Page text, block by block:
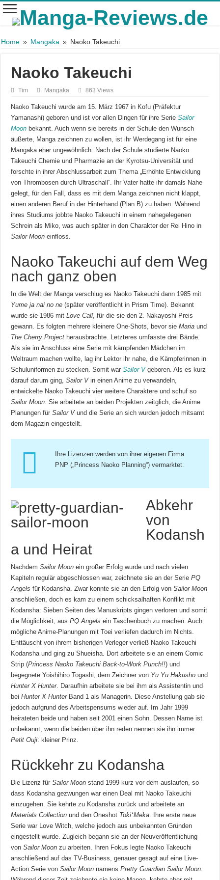
Home » Mangaka » Naoko Takeuchi
Naoko Takeuchi
Tim Mangaka 863 Views
Naoko Takeuchi wurde am 15. März 1967 in Kofu (Präfektur
Yamanashi) geboren und ist vor allen Dingen für ihre SerieSailor
Moon bekannt. Auch wenn sie bereits in der Schule den Wunsch
äußerte, Manga zeichnen zu wollen, ist ihr Werdegang ist für eine
Mangaka eher ungewöhnlich: Nach der Schule studierte Naoko
Takeuchi Chemie und Pharmazie an der Kyrotsu-Universität und
forschte in ihrer Abschlussarbeit zum Thema „Erhöhte Entwicklung
von Thrombosen durch Ultraschall“. Ihr Vater hatte ihr damals Nahe
gelegt, für den Fall, dass es mit dem Manga zeichnen nicht klappt,
einen anderen Beruf in der Hinterhand (Plan B) zu haben. Während
ihres Studiums jobbte Naoko Takeuchi in einem nahegelegenen
Schrein als Miko, was auch später in den Charakter der Rei Hino in
Sailor Moon einfloss.
Naoko Takeuchi auf dem Weg
nach ganz oben
In die Welt der Manga verschlug es Naoko Takeuchi dann 1985 mit
Yume ja nai no ne (später veröffentlicht in Prism Time). Bekannt
wurde sie 1986 mitLove Call, für die sie den 2. Nakayoshi Preis
gewann. Es folgten mehrere kleinere One-Shots, bevor sieMaria und
The Cherry Project herausbrachte. Letzteres umfasste drei Bände.
Als sie im Anschluss eine Serie mit kämpfenden Mädchen im
Weltraum machen wollte, lag ihr Lektor ihr nahe, die Kämpferinnen in
Schuluniformen zu stecken. Somit warSailor Vgeboren. Als es kurz
darauf darum ging,Sailor Vin einen Anime zu verwandeln,
entwickelte Naoko Takeuchi vier weitere Charaktere und schuf so
Sailor Moon. Sie arbeitete an beiden Projekten zeitglich, die Anime
Planungen fürSailor Vund die Serie an sich wurden jedoch mitsamt
dem Magazin eingestellt.
Ihre Lizenzen werden von ihrer eigenen Firma
PNP („Princess Naoko Planning“) vermarktet.
Abkehr
von
Kodansh
a und Heirat
NachdemSailor Moon ein großer Erfolg wurde und nach vielen
Kapiteln regulär abgeschlossen war, zeichnete sie an der SeriePQ
Angels für Kodansha. Zwar konnte sie an den Erfolg vonSailor Moon
anschließen, doch es kam zu einem schicksalhaften Konflikt mit
Kodansha: Sieben Seiten des Manuskripts gingen verloren und somit
die Möglichkeit, ausPQ Angels ein Taschenbuch zu machen. Auch
mögliche Anime-Planungen mit Toei verliefen dadurch im Nichts.
Enttäuscht von ihrem bisherigen Verleger verließ Naoko Takeuchi
Kodansha und ging zu Shueisha. Dort arbeitete sie an einem Comic
Strip (Princess Naoko Takeuchi Back-to-Work Punch!!) und
begegnete Yoishihiro Togashi, dem Zeichner von Yu Yu Hakusho und
Hunter X Hunter. Daraufhin arbeitete sie bei ihm als Assistentin und
beiHunter X HunterBand 1 als Managerin. Diese Anstellung gab sie
jedoch aufgrund des Arbeitspensums wieder auf. Im Jahr 1999
heirateten beide und haben seit 2001 einen Sohn. Dessen Name ist
unbekannt, wenn die beiden über ihn reden nennen sie ihn immer
Petit Ouji: kleiner Prinz.
Rückkehr zu Kodansha
Die Lizenz fürSailor Moon stand 1999 kurz vor dem auslaufen, so
dass Kodansha gezwungen war einen Deal mit Naoko Takeuchi
einzugehen. Sie kehrte zu Kodansha zurück und arbeitete an
Materials Collection und den Oneshot Toki*Meka. Ihre erste neue
Serie war Love Witch, welche jedoch aus unbekannten Gründen
eingestellt wurde. Zugleich begann sie an der Neuveröffentlichung
vonSailor Moon zu arbeiten. Ihren Fokus legte Naoko Takeuchi
anschließend auf das TV-Business, genauer gesagt auf eine Live-
Action Serie vonSailor Moon namensPretty Guardian Sailor Moon.